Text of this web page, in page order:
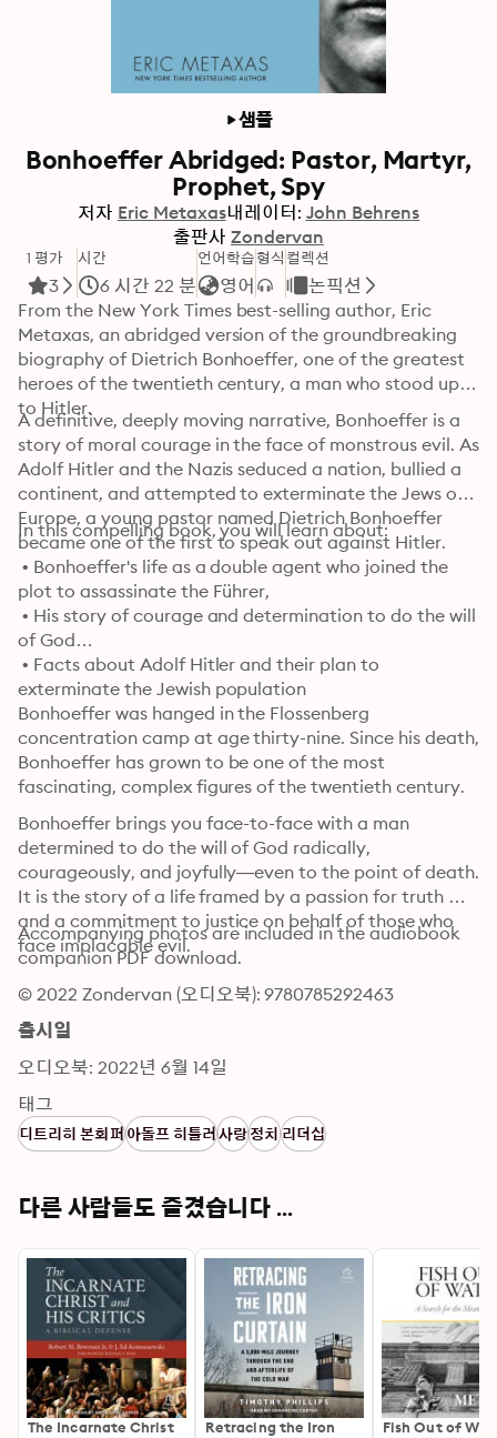
샘플
Bonhoeffer Abridged: Pastor, Martyr,
Prophet, Spy
저자 Eric Metaxas내레이터: John Behrens
출판사 Zondervan
1 평가
3
시간
6 시간 22 분
언어학습
영어
형식 컬렉션
논픽션
From the New York Times best-selling author, Eric
Metaxas, an abridged version of the groundbreaking
biography of Dietrich Bonhoeffer, one of the greatest
heroes of the twentieth century, a man who stood up
to Hitler.
A definitive, deeply moving narrative, Bonhoeffer is a
story of moral courage in the face of monstrous evil. As
Adolf Hitler and the Nazis seduced a nation, bullied a
continent, and attempted to exterminate the Jews of
Europe, a young pastor named Dietrich Bonhoeffer
became one of the first to speak out against Hitler.
In this compelling book, you will learn about:
• Bonhoeffer's life as a double agent who joined the
plot to assassinate the Führer,
• His story of courage and determination to do the will
of God
• Facts about Adolf Hitler and their plan to
exterminate the Jewish population
Bonhoeffer was hanged in the Flossenberg
concentration camp at age thirty-nine. Since his death,
Bonhoeffer has grown to be one of the most
fascinating, complex figures of the twentieth century.
Bonhoeffer brings you face-to-face with a man
determined to do the will of God radically,
courageously, and joyfully—even to the point of death.
It is the story of a life framed by a passion for truth
and a commitment to justice on behalf of those who
face implacable evil.
Accompanying photos are included in the audiobook
companion PDF download.
© 2022 Zondervan (오디오북): 9780785292463
출시일
오디오북: 2022년 6월 14일
태그
디트리히 본회퍼아돌프 히틀러사랑정치리더십
다른 사람들도 즐겼습니다 ...
The Incarnate Christ
Retracing the Iron
Fish Out of